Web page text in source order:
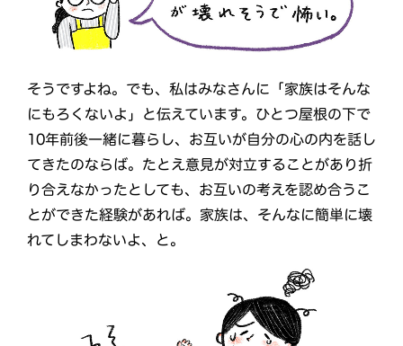
そうですよね。でも、私はみなさんに「家族はそんな
にもろくないよ」と伝えています。ひとつ屋根の下で
10年前後一緒に暮らし、お互いが自分の心の内を話し
てきたのならば。たとえ意見が対立することがあり折
り合えなかったとしても、お互いの考えを認め合うこ
とができた経験があれば。家族は、そんなに簡単に壊
れてしまわないよ、と。